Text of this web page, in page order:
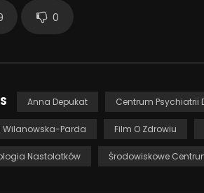
0
Anna Depukat Centrum Psychiatrii
Wilanowska-Parda Film O Zdrowiu
Nastolatków Środowiskowe